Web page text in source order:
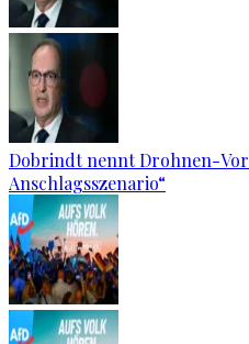
Dobrindt nennt Drohnen-
Anschlagsszenario“